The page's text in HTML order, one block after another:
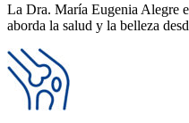
La Dra. María Eugenia Alegre
aborda la salud y la belleza